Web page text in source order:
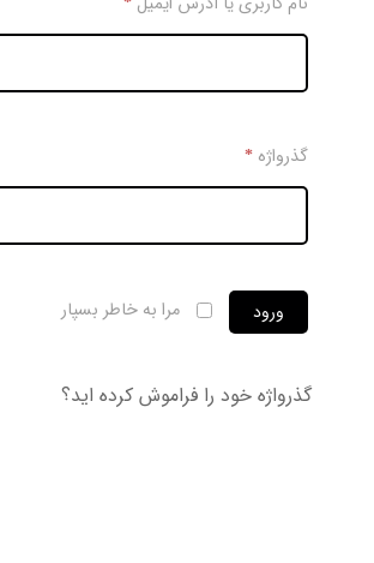
گذرواژه*
مرا به خاطر بسپار ورود
گذرواژه خود را فراموش کرده اید؟